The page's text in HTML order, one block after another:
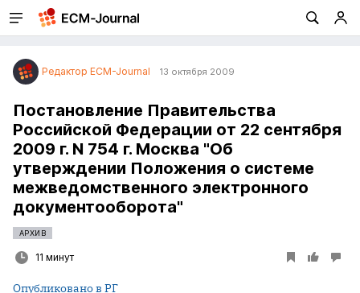
Редактор ECM-Journal 13 октября 2009
Постановление Правительства
Российской Федерации от 22 сентября
2009 г. N 754 г. Москва "Об
утверждении Положения о системе
межведомственного электронного
документооборота"
АРХИВ
11 минут
Опубликовано в РГ